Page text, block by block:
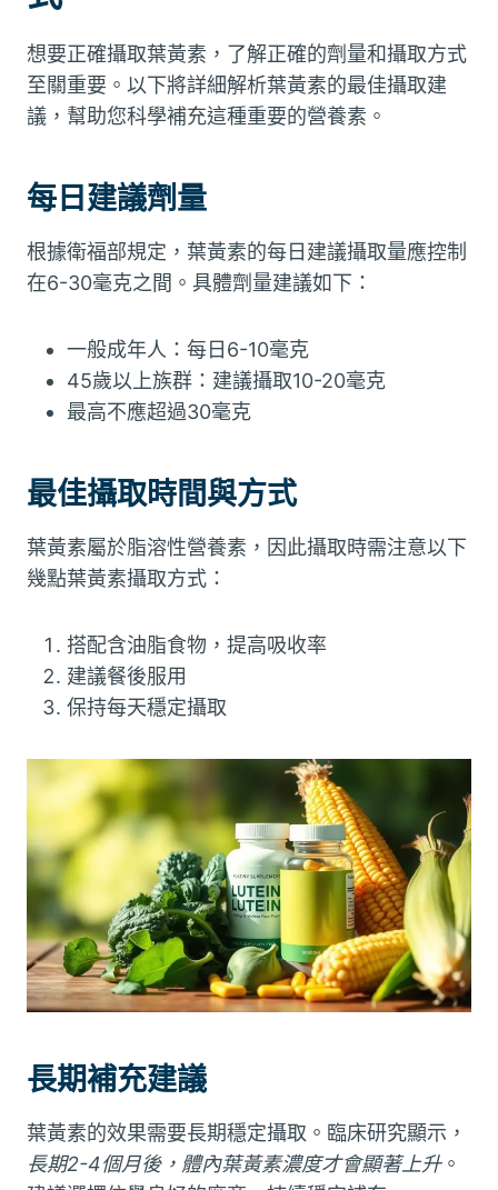
想要正確攝取葉黃素，了解正確的劑量和攝取方式
至關重要。以下將詳細解析葉黃素的最佳攝取建
議，幫助您科學補充這種重要的營養素。
每日建議劑量
根據衛福部規定，葉黃素的每日建議攝取量應控制
在6-30毫克之間。具體劑量建議如下：
一般成年人：每日6-10毫克
45歲以上族群：建議攝取10-20毫克
最高不應超過30毫克
最佳攝取時間與方式
葉黃素屬於脂溶性營養素，因此攝取時需注意以下
幾點葉黃素攝取方式：
搭配含油脂食物，提高吸收率
建議餐後服用
保持每天穩定攝取
長期補充建議
葉黃素的效果需要長期穩定攝取。臨床研究顯示，
長期2-4個月後，體內葉黃素濃度才會顯著上升。